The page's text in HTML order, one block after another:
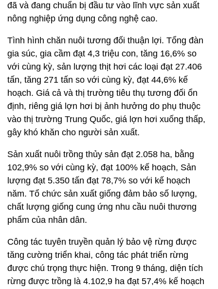
đã và đang chuẩn bị đầu tư vào lĩnh vực sản xuất
nông nghiệp ứng dụng công nghệ cao.
Tình hình chăn nuôi tương đối thuận lợi. Tổng đàn
gia súc, gia cầm đạt 4,3 triệu con, tăng 16,6% so
với cùng kỳ, sản lượng thịt hơi các loại đạt 27.406
tấn, tăng 271 tấn so với cùng kỳ, đạt 44,6% kế
hoạch. Giá cả và thị trường tiêu thụ tương đối ổn
định, riêng giá lợn hơi bị ảnh hưởng do phụ thuộc
vào thị trường Trung Quốc, giá lợn hơi xuống thấp,
gây khó khăn cho người sản xuất.
Sản xuất nuôi trồng thủy sản đạt 2.058 ha, bằng
102,9% so với cùng kỳ, đạt 100% kế hoạch, Sản
lượng đạt 5.350 tấn đạt 78,7% so với kế hoạch
năm. Tổ chức sản xuất giống đảm bảo số lượng,
chất lượng giống cung ứng nhu cầu nuôi thương
phẩm của nhân dân.
Công tác tuyên truyền quản lý bảo vệ rừng được
tăng cường triển khai, công tác phát triển rừng
được chú trọng thực hiện. Trong 9 tháng, diện tích
rừng được trồng là 4.102,9 ha đạt 57,4% kế hoạch